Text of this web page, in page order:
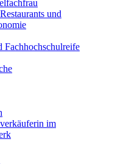
und
Fachhochschulreife
im